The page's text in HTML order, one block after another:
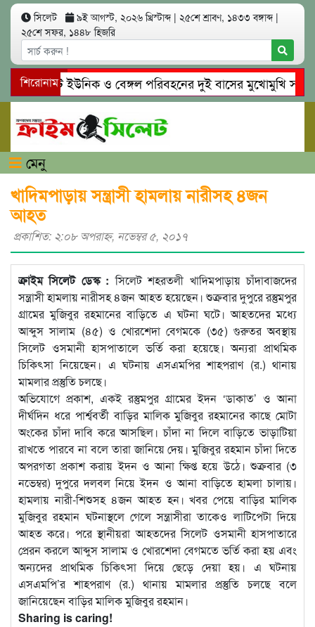
সিলেট ৯ই আগস্ট, ২০২৬ খ্রিস্টাব্দ | ২৫শে শ্রাবণ, ১৪৩৩ বঙ্গাব্দ |
২৫শে সফর, ১৪৪৮ হিজরি
শিরোনাম
সিলেটে ইউনিক ও বেঙ্গল পরিবহনের দুই বাসের মুখোমুখি
গোয়াইনঘাটে প্রেমের ফাঁদে তরুণী পাচার: মাদকাসক্ত রিমালকে
মেনু
খাদিমপাড়ায় সন্ত্রাসী হামলায় নারীসহ ৪জন
আহত
প্রকাশিত: ২:০৮ অপরাহ্ণ, নভেম্বর ৫, ২০১৭
ক্রাইম সিলেট ডেস্ক : সিলেট শহরতলী খাদিমপাড়ায় চাঁদাবাজদের
সন্ত্রাসী হামলায় নারীসহ ৪জন আহত হয়েছেন। শুক্রবার দুপুরে রস্তুমপুর
গ্রামের মুজিবুর রহমানের বাড়িতে এ ঘটনা ঘটে। আহতদের মধ্যে
আব্দুস সালাম (৪৫) ও খোরশেদা বেগমকে (৩৫) গুরুতর অবস্থায়
সিলেট ওসমানী হাসপাতালে ভর্তি করা হয়েছে। অন্যরা প্রাথমিক
চিকিৎসা নিয়েছেন। এ ঘটনায় এসএমপির শাহপরাণ (র.) থানায়
মামলার প্রস্তুতি চলছে।
অভিযোগে প্রকাশ, একই রস্তুমপুর গ্রামের ইদন ‘ডাকাত’ ও আনা
দীর্ঘদিন ধরে পার্শ্ববর্তী বাড়ির মালিক মুজিবুর রহমানের কাছে মোটা
অংকের চাঁদা দাবি করে আসছিল। চাঁদা না দিলে বাড়িতে ভাড়াটিয়া
রাখতে পারবে না বলে তারা জানিয়ে দেয়। মুজিবুর রহমান চাঁদা দিতে
অপরগতা প্রকাশ করায় ইদন ও আনা ক্ষিপ্ত হয়ে উঠে। শুক্রবার (৩
নভেম্বর) দুপুরে দলবল নিয়ে ইদন ও আনা বাড়িতে হামলা চালায়।
হামলায় নারী-শিশুসহ ৪জন আহত হন। খবর পেয়ে বাড়ির মালিক
মুজিবুর রহমান ঘটনাস্থলে গেলে সন্ত্রাসীরা তাকেও লাটিপেটা দিয়ে
আহত করে। পরে স্থানীয়রা আহতদের সিলেট ওসমানী হাসপাতারে
প্রেরন করলে আব্দুস সালাম ও খোরশেদা বেগমতে ভর্তি করা হয় এবং
অন্যদের প্রাথমিক চিকিৎসা দিয়ে ছেড়ে দেয়া হয়। এ ঘটনায়
এসএমপি’র শাহপরাণ (র.) থানায় মামলার প্রস্তুতি চলছে বলে
জানিয়েছেন বাড়ির মালিক মুজিবুর রহমান।
Sharing is caring!